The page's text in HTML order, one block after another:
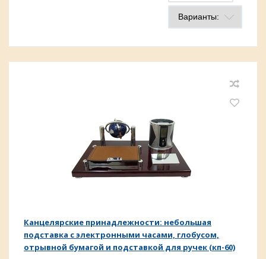
Канцелярские принадлежности: небольшая
подставка с электронными часами, глобусом,
отрывной бумагой и подставкой для ручек (кп-60)